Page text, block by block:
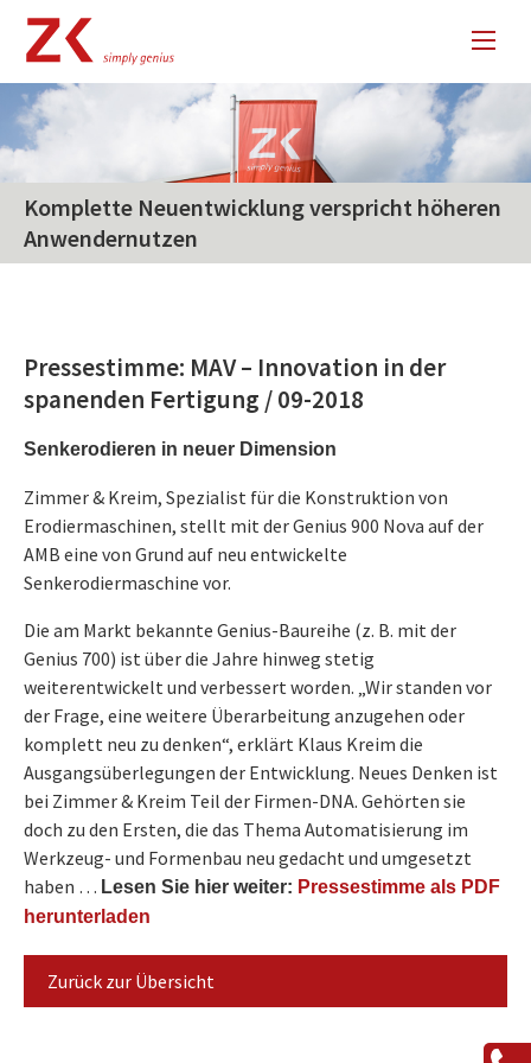
Komplette Neuentwicklung verspricht höheren
Anwendernutzen
Pressestimme: MAV – Innovation in der
spanenden Fertigung / 09-2018
Senkerodieren in neuer Dimension
Zimmer & Kreim, Spezialist für die Konstruktion von
Erodiermaschinen, stellt mit der Genius 900 Nova auf der
AMB eine von Grund auf neu entwickelte
Senkerodiermaschine vor.
Die am Markt bekannte Genius-Baureihe (z. B. mit der
Genius 700) ist über die Jahre hinweg stetig
weiterentwickelt und verbessert worden. „Wir standen vor
der Frage, eine weitere Überarbeitung anzugehen oder
komplett neu zu denken“, erklärt Klaus Kreim die
Ausgangsüberlegungen der Entwicklung. Neues Denken ist
bei Zimmer & Kreim Teil der Firmen-DNA. Gehörten sie
doch zu den Ersten, die das Thema Automatisierung im
Werkzeug- und Formenbau neu gedacht und umgesetzt
haben … Lesen Sie hier weiter: Pressestimme als PDF
herunterladen
Zurück zur Übersicht